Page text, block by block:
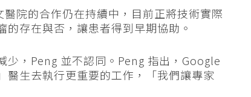
院的合作仍在持續中，目前正將技術實際
存在與否，讓患者得到早期協助。
少，Peng 並不認同。Peng 指出，Google
醫生去執行更重要的工作，「我們讓專家